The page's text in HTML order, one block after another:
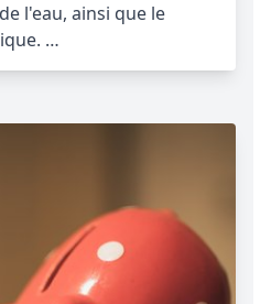
l'eau, ainsi que le
…